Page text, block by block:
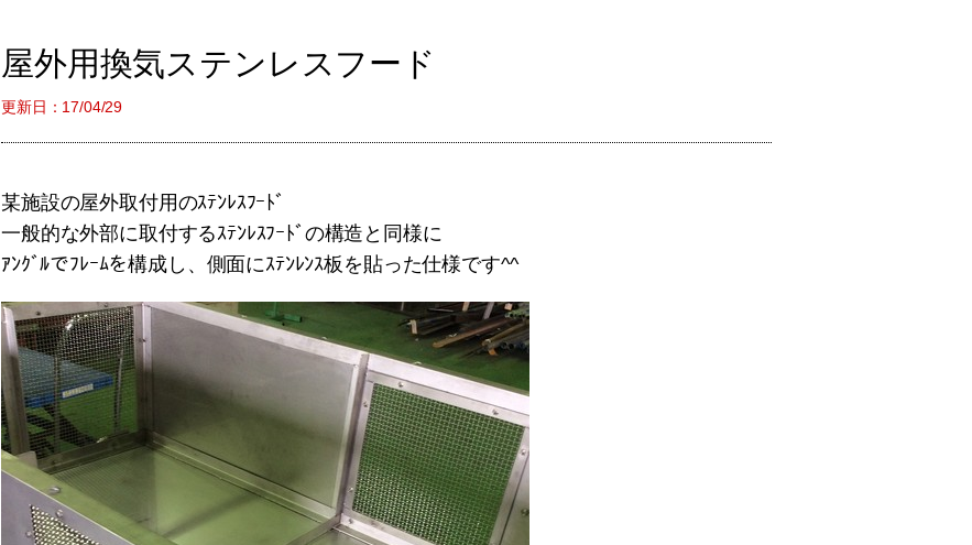
屋外用換気ステンレスフード
更新日：17/04/29
某施設の屋外取付用のｽﾃﾝﾚｽﾌｰﾄﾞ
一般的な外部に取付するｽﾃﾝﾚｽﾌｰﾄﾞの構造と同様に
ｱﾝｸﾞﾙでﾌﾚｰﾑを構成し、側面にｽﾃﾝﾚﾝｽ板を貼った仕様です^^